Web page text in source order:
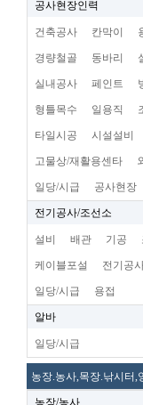
공사현장인력
건축공사 칸막이
경량철골 동바리
실내공사 페인트
형틀목수 일용직
타일시공 시설설비
고물상/재활용센타
일당/시급 공사현장
전기공사/조선소
설비 배관 기공
케이블포설 전기공
일당/시급 용접
알바
일당/시급
농장.농사,목장.낚시터,
농장/농사